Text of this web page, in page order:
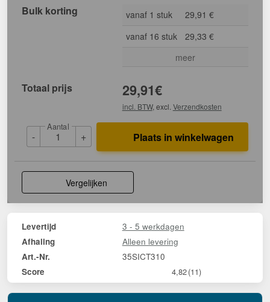
Bulk korting
vanaf 1 stuk
29,91 €
vanaf 16 stuk
29,33 €
meer
Totaal prijs 29,91€
incl. BTW, excl. Verzendkosten
-
Aantal
+ Plaats in winkelwagen
Vergelijken
Levertijd 3 - 5 werkdagen
Afhaling Alleen levering
Art.-Nr. 35SICT310
Score 4,82(11)